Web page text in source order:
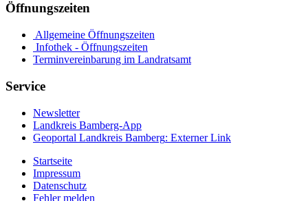
Öffnungszeiten
Allgemeine Öffnungszeiten
Infothek - Öffnungszeiten
Terminvereinbarung im Landratsamt
Service
Newsletter
Landkreis Bamberg-App
Geoportal Landkreis Bamberg: Externer Link
Startseite
Impressum
Datenschutz
Fehler melden